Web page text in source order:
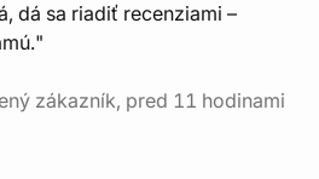
dá sa riadiť recenziami –
zákazník, pred 11 hodinami